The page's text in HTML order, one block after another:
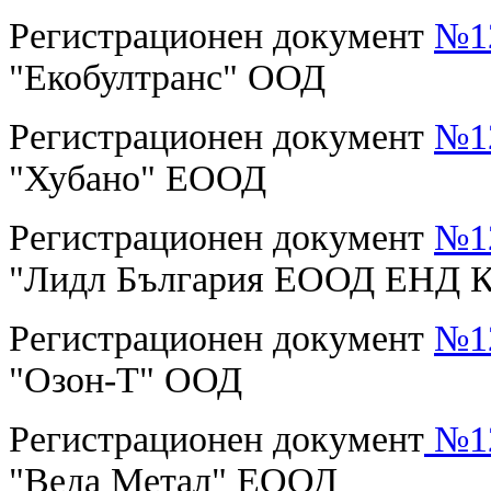
Регистрационен документ
"Екобултранс" ООД
Регистрационен документ
"Хубано" ЕООД
Регистрационен документ
"Лидл България ЕООД ЕНД
Регистрационен документ
"Озон-Т" ООД
Регистрационен документ
"Веда Метал" ЕООД